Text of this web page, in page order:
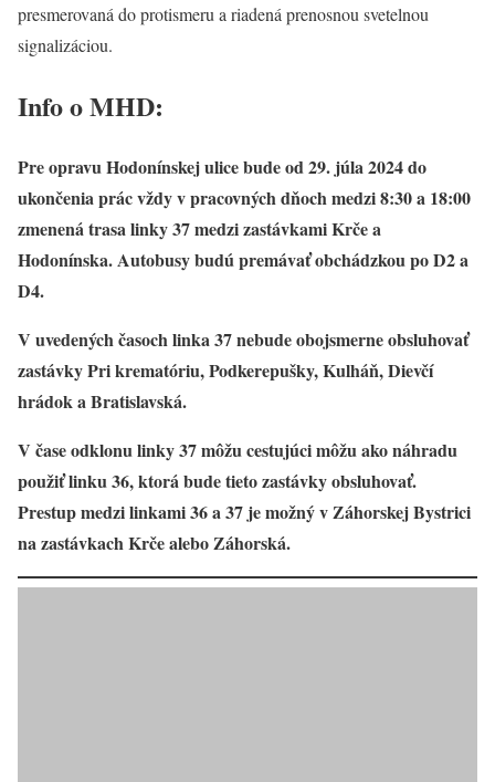
presmerovaná do protismeru a riadená prenosnou svetelnou
signalizáciou.
Info o MHD:
Pre opravu Hodonínskej ulice bude od 29. júla 2024 do
ukončenia prác vždy v pracovných dňoch medzi 8:30 a 18:00
zmenená trasa linky 37 medzi zastávkami Krče a
Hodonínska. Autobusy budú premávať obchádzkou po D2 a
D4.
V uvedených časoch linka 37 nebude obojsmerne obsluhovať
zastávky Pri krematóriu, Podkerepušky, Kulháň, Dievčí
hrádok a Bratislavská.
V čase odklonu linky 37 môžu cestujúci môžu ako náhradu
použiť linku 36, ktorá bude tieto zastávky obsluhovať.
Prestup medzi linkami 36 a 37 je možný v Záhorskej Bystrici
na zastávkach Krče alebo Záhorská.